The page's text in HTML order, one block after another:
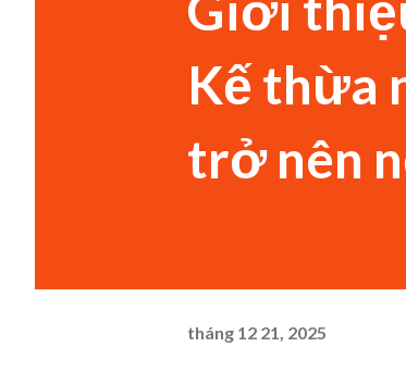
Kế thừa
trở nên
tháng 12 21, 2025